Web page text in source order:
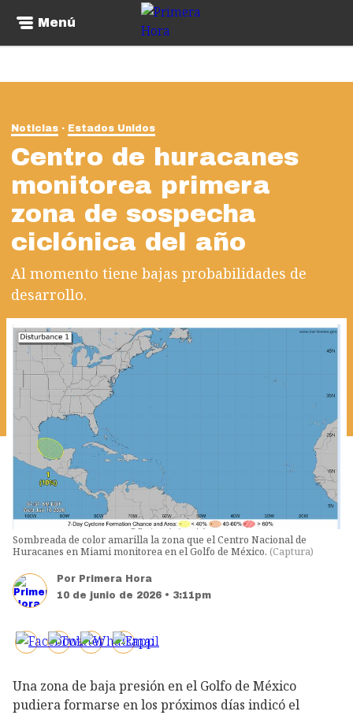
Menú
Noticias Estados Unidos
Centro de huracanes
monitorea primera
zona de sospecha
ciclónica del año
Al momento tiene bajas probabilidades de
desarrollo.
Sombreada de color amarilla la zona que el Centro Nacional de
Huracanes en Miami monitorea en el Golfo de México. (Captura)
Por Primera Hora
10 de junio de 2026 • 3:11pm
Una zona de baja presión en el Golfo de México
pudiera formarse en los próximos días indicó el